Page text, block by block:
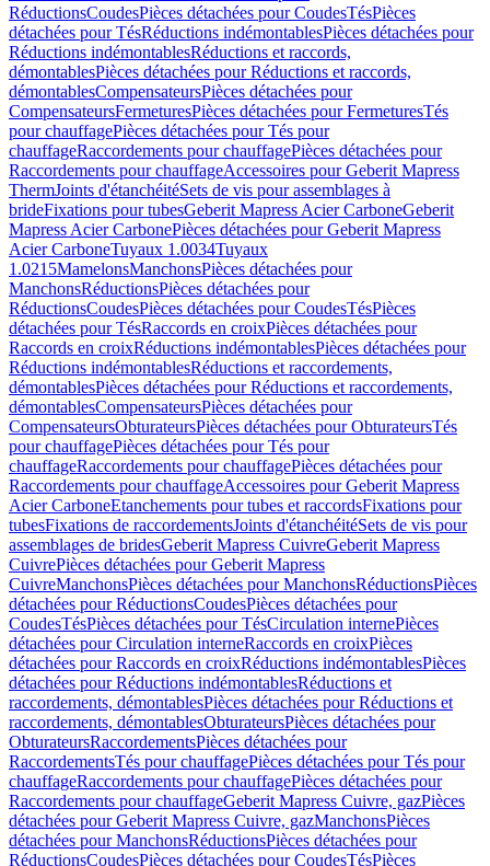
RéductionsCoudesPièces détachées pour CoudesTésPièces
détachées pour TésRéductions indémontablesPièces détachées pour
Réductions indémontablesRéductions et raccords,
démontablesPièces détachées pour Réductions et raccords,
démontablesCompensateursPièces détachées pour
CompensateursFermeturesPièces détachées pour FermeturesTés
pour chauffagePièces détachées pour Tés pour
chauffageRaccordements pour chauffagePièces détachées pour
Raccordements pour chauffageAccessoires pour Geberit Mapress
ThermJoints d'étanchéitéSets de vis pour assemblages à
brideFixations pour tubesGeberit Mapress Acier CarboneGeberit
Mapress Acier CarbonePièces détachées pour Geberit Mapress
Acier CarboneTuyaux 1.0034Tuyaux
1.0215MamelonsManchonsPièces détachées pour
ManchonsRéductionsPièces détachées pour
RéductionsCoudesPièces détachées pour CoudesTésPièces
détachées pour TésRaccords en croixPièces détachées pour
Raccords en croixRéductions indémontablesPièces détachées pour
Réductions indémontablesRéductions et raccordements,
démontablesPièces détachées pour Réductions et raccordements,
démontablesCompensateursPièces détachées pour
CompensateursObturateursPièces détachées pour ObturateursTés
pour chauffagePièces détachées pour Tés pour
chauffageRaccordements pour chauffagePièces détachées pour
Raccordements pour chauffageAccessoires pour Geberit Mapress
Acier CarboneEtanchements pour tubes et raccordsFixations pour
tubesFixations de raccordementsJoints d'étanchéitéSets de vis pour
assemblages de bridesGeberit Mapress CuivreGeberit Mapress
CuivrePièces détachées pour Geberit Mapress
CuivreManchonsPièces détachées pour ManchonsRéductionsPièces
détachées pour RéductionsCoudesPièces détachées pour
CoudesTésPièces détachées pour TésCirculation internePièces
détachées pour Circulation interneRaccords en croixPièces
détachées pour Raccords en croixRéductions indémontablesPièces
détachées pour Réductions indémontablesRéductions et
raccordements, démontablesPièces détachées pour Réductions et
raccordements, démontablesObturateursPièces détachées pour
ObturateursRaccordementsPièces détachées pour
RaccordementsTés pour chauffagePièces détachées pour Tés pour
chauffageRaccordements pour chauffagePièces détachées pour
Raccordements pour chauffageGeberit Mapress Cuivre, gazPièces
détachées pour Geberit Mapress Cuivre, gazManchonsPièces
détachées pour ManchonsRéductionsPièces détachées pour
RéductionsCoudesPièces détachées pour CoudesTésPièces